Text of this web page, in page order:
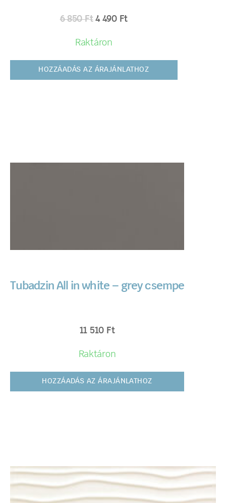
6 850Ft 4 490 Ft
Raktáron
HOZZÁADÁS AZ ÁRAJÁNLATHOZ
Tubadzin All in white – grey csempe
11 510 Ft
Raktáron
HOZZÁADÁS AZ ÁRAJÁNLATHOZ